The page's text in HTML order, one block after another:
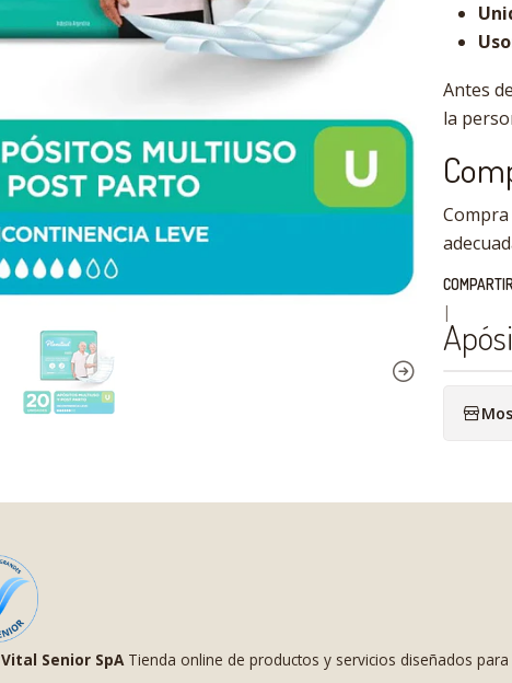
Antes
la
|
Vital Senior SpATienda online de productos y servicios diseñados